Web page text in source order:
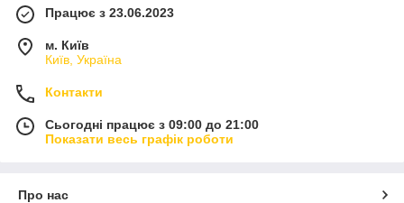
Працює з 23.06.2023
м. Київ
Київ, Україна
Контакти
Сьогодні працює з 09:00 до 21:00
Показати весь графік роботи
Про нас